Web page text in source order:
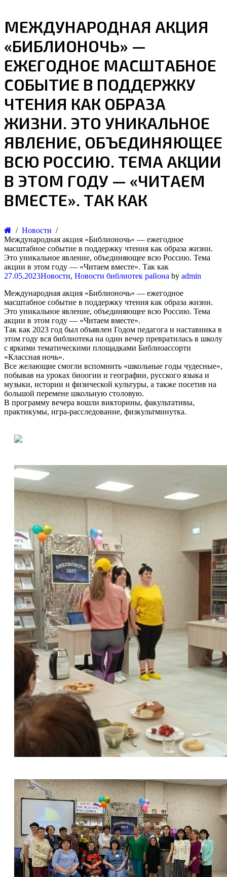
МЕЖДУНАРОДНАЯ АКЦИЯ
«БИБЛИОНОЧЬ» —
ЕЖЕГОДНОЕ МАСШТАБНОЕ
СОБЫТИЕ В ПОДДЕРЖКУ
ЧТЕНИЯ КАК ОБРАЗА
ЖИЗНИ. ЭТО УНИКАЛЬНОЕ
ЯВЛЕНИЕ, ОБЪЕДИНЯЮЩЕЕ
ВСЮ РОССИЮ. ТЕМА АКЦИИ
В ЭТОМ ГОДУ — «ЧИТАЕМ
ВМЕСТЕ». ТАК КАК
Новости
Международная акция «Библионочь» — ежегодное
масштабное событие в поддержку чтения как образа жизни.
Это уникальное явление, объединяющее всю Россию. Тема
акции в этом году — «Читаем вместе». Так как
27.05.2023Новости, Новости библиотек района by admin
Международная акция «Библионочь» — ежегодное
масштабное событие в поддержку чтения как образа жизни.
Это уникальное явление, объединяющее всю Россию. Тема
акции в этом году — «Читаем вместе».
Так как 2023 год был объявлен Годом педагога и наставника в
этом году вся библиотека на один вечер превратилась в школу
с яркими тематическими площадками Библиоассорти
«Классная ночь».
Все желающие смогли вспомнить «школьные годы чудесные»,
побывав на уроках биоогии и географии, русского языка и
музыки, истории и физической культуры, а также посетив на
большой перемене школьную столовую.
В программу вечера вошли викторины, факультативы,
практикумы, игра-расследование, физкультминутка.